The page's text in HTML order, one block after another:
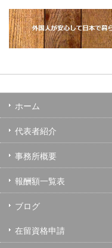
ホーム
代表者紹介
事務所概要
報酬額一覧表
ブログ
在留資格申請